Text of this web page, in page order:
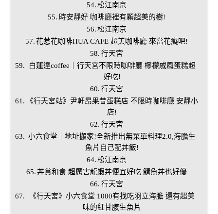
松江南京
時安靜好 咖啡廳裡有顆超美的樹!
松江南京
花惹花咖啡HUA CAFE 超美咖啡廳 來當花癡吧!
行天宮
白蓮達coffee｜行天宮不限時咖啡廳 檸檬戚風蛋糕超
好吃!
行天宮
《行天宮站》尹軒昂果昔蛋糕店 不限時咖啡廳 安靜小
店!
行天宮
小六食堂｜地址搬家!全新推出無菜單料理2.0,海膽生
魚片自己配丼飯!
松江南京
丼賞和食 超厲害龍蝦丼便宜好吃 鯖魚丼也好優
行天宮
《行天宮》小六食堂 1000有找吃羽立海膽 還有超美
味的紅甘腹生魚片